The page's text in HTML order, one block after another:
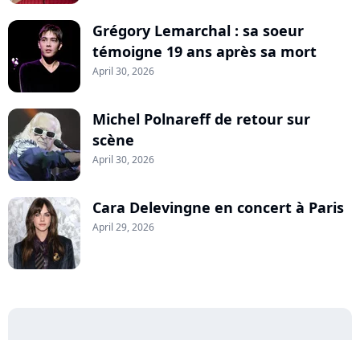
Grégory Lemarchal : sa soeur
témoigne 19 ans après sa mort
April 30, 2026
Michel Polnareff de retour sur
scène
April 30, 2026
Cara Delevingne en concert à Paris
April 29, 2026